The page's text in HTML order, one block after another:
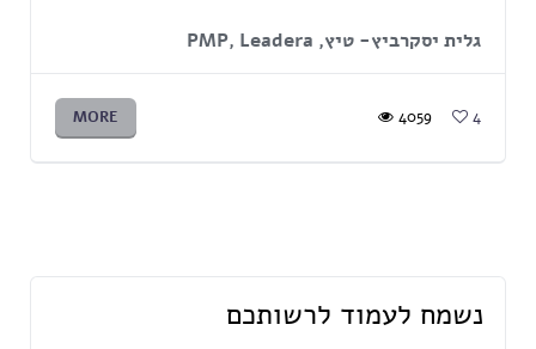
גלית יסקרביץ- טיץ, PMP, Leadera
MORE 4059 4
נשמח לעמוד לרשותכם